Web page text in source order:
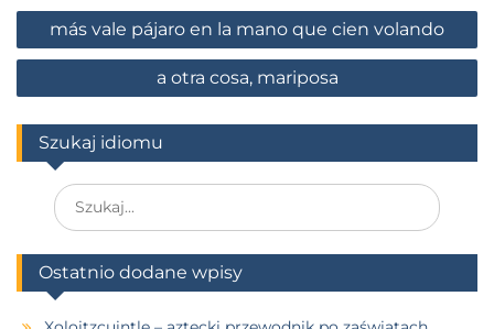
más vale pájaro en la mano que cien volando
a otra cosa, mariposa
Szukaj idiomu
Ostatnio dodane wpisy